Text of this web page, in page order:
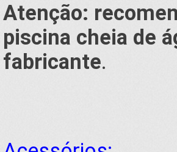
Atenção:
piscina cheia de
fabricante.